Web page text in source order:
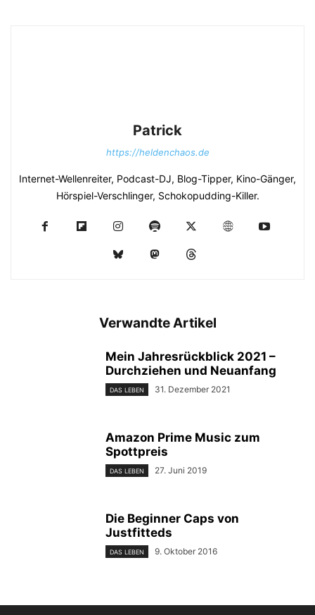
Patrick
https://heldenchaos.de
Internet-Wellenreiter, Podcast-DJ, Blog-Tipper, Kino-Gänger,
Hörspiel-Verschlinger, Schokopudding-Killer.
Verwandte Artikel
Mein Jahresrückblick 2021 –
Durchziehen und Neuanfang
DAS LEBEN 31. Dezember 2021
Amazon Prime Music zum
Spottpreis
DAS LEBEN 27. Juni 2019
Die Beginner Caps von
Justfitteds
DAS LEBEN 9. Oktober 2016